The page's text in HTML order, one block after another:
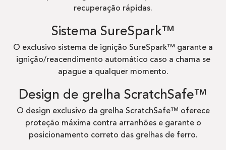
recuperação rápidas.
Sistema SureSpark™
O exclusivo sistema de ignição SureSpark™ garante a
ignição/reacendimento automático caso a chama se
apague a qualquer momento.
Design de grelha ScratchSafe™
O design exclusivo da grelha ScratchSafe™ oferece
proteção máxima contra arranhões e garante o
posicionamento correto das grelhas de ferro.